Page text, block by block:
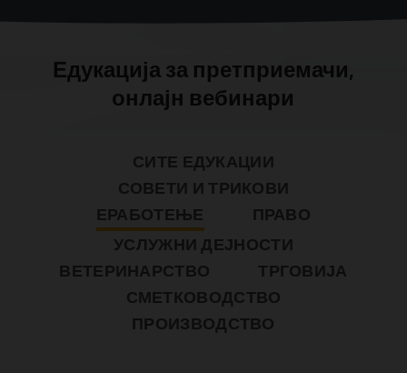
Едукација за претприемачи,
онлајн вебинари
СИТЕ ЕДУКАЦИИ
СОВЕТИ И ТРИКОВИ
ЕРАБОТЕЊЕ
ПРАВО
УСЛУЖНИ ДЕЈНОСТИ
ВЕТЕРИНАРСТВО
ТРГОВИЈА
СМЕТКОВОДСТВО
ПРОИЗВОДСТВО